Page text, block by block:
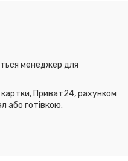
менеджер для
Приват24, рахунком
або готівкою.